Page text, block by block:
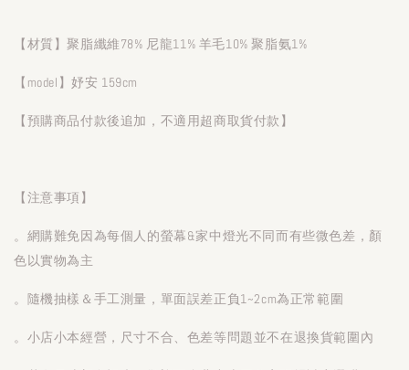
【材質】聚脂纖維78% 尼龍11% 羊毛10% 聚脂氨1%
【model】妤安 159cm
【預購商品付款後追加，不適用超商取貨付款】
【注意事項】
。網購難免因為每個人的螢幕&家中燈光不同而有些微色差，顏
色以實物為主
。隨機抽樣＆手工測量，單面誤差正負1~2cm為正常範圍
。小店小本經營，尺寸不合、色差等問題並不在退換貨範圍內